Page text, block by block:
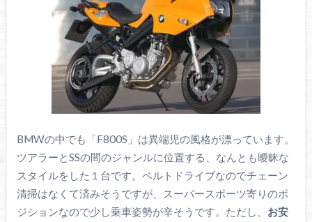
BMWの中でも「F800S」は異端児の風格が漂っています。
ツアラーとSSの間のジャンルに位置する、なんとも曖昧な
スタイルをした１台です。ベルトドライブなのでチェーン
清掃はなくて済みそうですが、スーパースポーツ寄りのポ
ジションなので少し乗車姿勢が辛そうです。ただし、 お安